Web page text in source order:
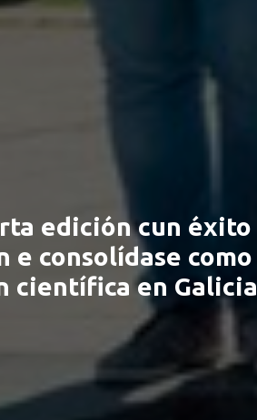
edición cun éxito
consolídase como
científica en Galicia